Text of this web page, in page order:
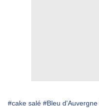
#cake salé #Bleu d'Auvergne